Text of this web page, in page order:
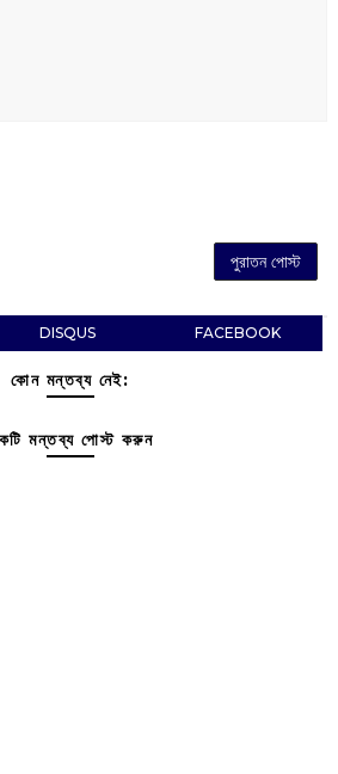
পুরাতন পোস্ট
DISQUS FACEBOOK
কোন মন্তব্য নেই:
মন্তব্য পোস্ট করুন